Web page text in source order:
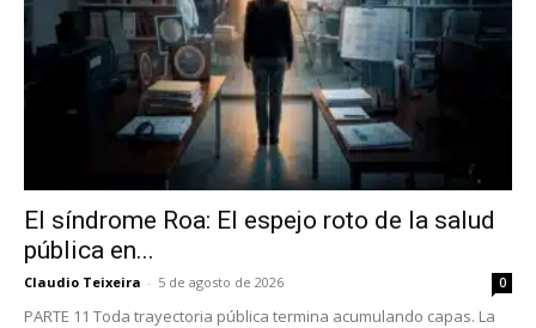
El síndrome Roa: El espejo roto de la salud
pública en...
Claudio Teixeira - 5 de agosto de 2026 0
PARTE 11 Toda trayectoria pública termina acumulando capas. La